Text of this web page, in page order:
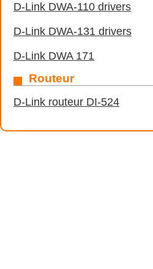
D-Link DWA-110 drivers
D-Link DWA-131 drivers
D-Link DWA 171
Routeur
D-Link routeur DI-524